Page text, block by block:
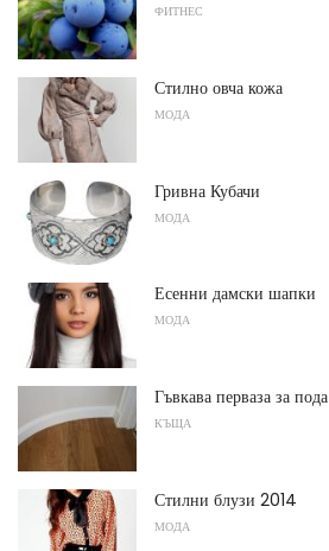
ФИТНЕС
Стилно овча кожа
МОДА
Гривна Кубачи
МОДА
Есенни дамски шапки
МОДА
Гъвкава перваза за пода
КЪЩА
Стилни блузи 2014
МОДА